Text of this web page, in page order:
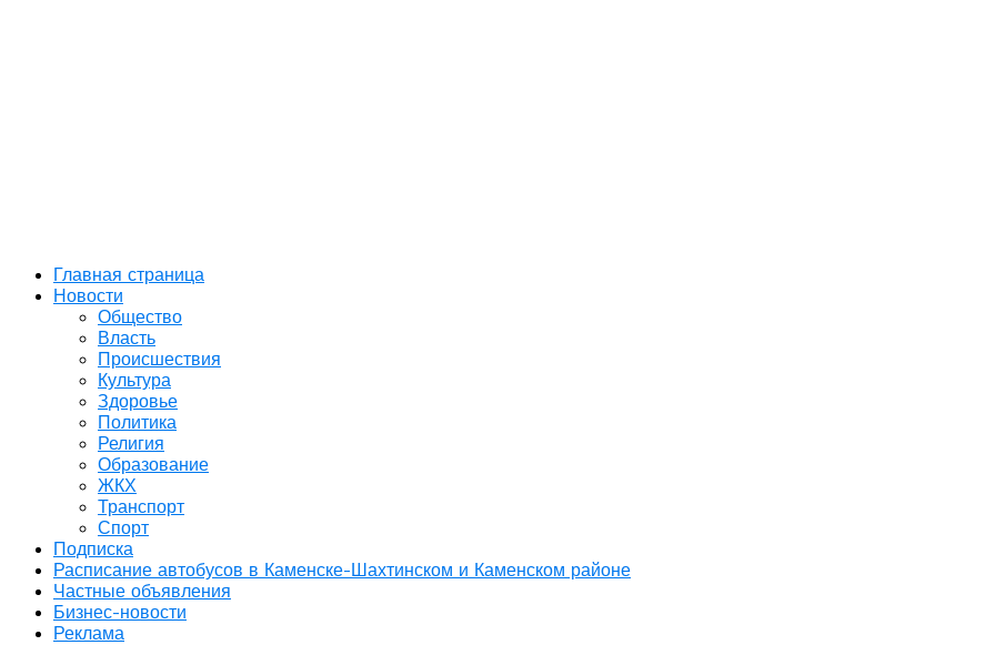
Главная страница
Новости
Общество
Власть
Происшествия
Культура
Здоровье
Политика
Религия
Образование
ЖКХ
Транспорт
Спорт
Подписка
Расписание автобусов в Каменске-Шахтинском и Каменском районе
Частные объявления
Бизнес-новости
Реклама